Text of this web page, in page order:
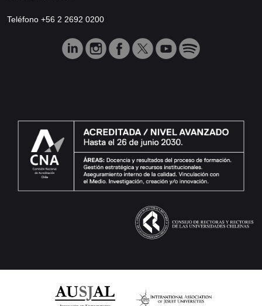
Teléfono +56 2 2692 0200